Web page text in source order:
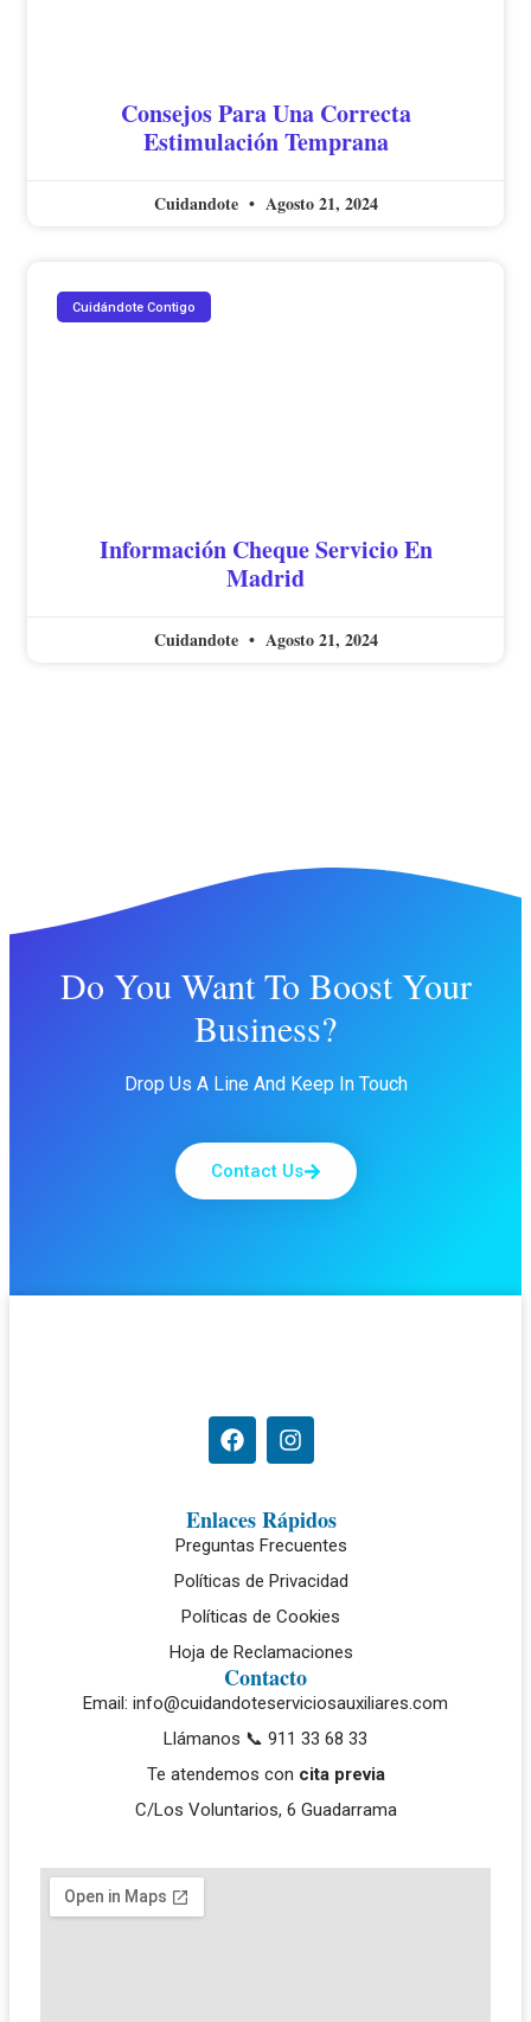
Consejos Para Una Correcta
Estimulación Temprana
Cuidandote Agosto 21, 2024
Cuidándote Contigo
Información Cheque Servicio En
Madrid
Cuidandote Agosto 21, 2024
Do You Want To Boost Your
Business?
Drop Us A Line And Keep In Touch
Contact Us
Enlaces Rápidos
Preguntas Frecuentes
Políticas de Privacidad
Políticas de Cookies
Hoja de Reclamaciones
Contacto
Email: info@cuidandoteserviciosauxiliares.com
Llámanos 📞 911 33 68 33
Te atendemos con cita previa
C/Los Voluntarios, 6 Guadarrama